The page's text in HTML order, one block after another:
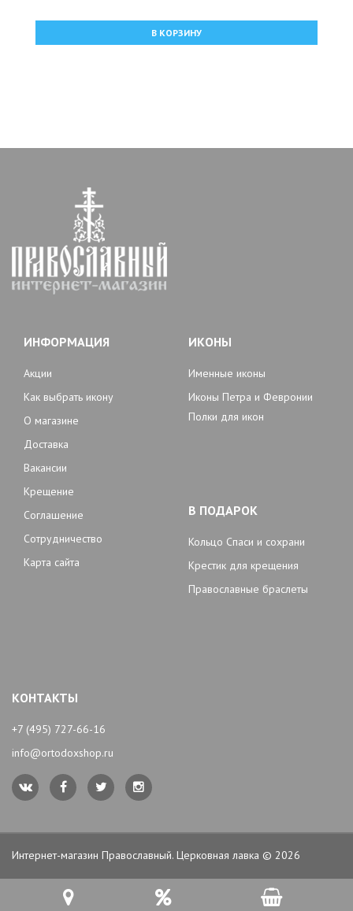
В КОРЗИНУ
ИНФОРМАЦИЯ
Акции
Как выбрать икону
О магазине
Доставка
Вакансии
Крещение
Соглашение
Сотрудничество
Карта сайта
ИКОНЫ
Именные иконы
Иконы Петра и Февронии
Полки для икон
В ПОДАРОК
Кольцо Спаси и сохрани
Крестик для крещения
Православные браслеты
КОНТАКТЫ
+7 (495) 727-66-16
info@ortodoxshop.ru
Интернет-магазин Православный. Церковная лавка © 2026